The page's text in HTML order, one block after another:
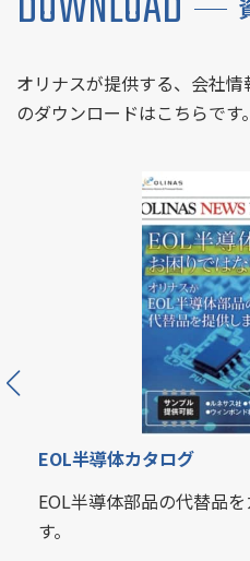
オリナスが提供する、会社
のダウンロードはこちらです。
樹脂形成、精密板金、切削
オリナスのアウトソーシ
ログです。